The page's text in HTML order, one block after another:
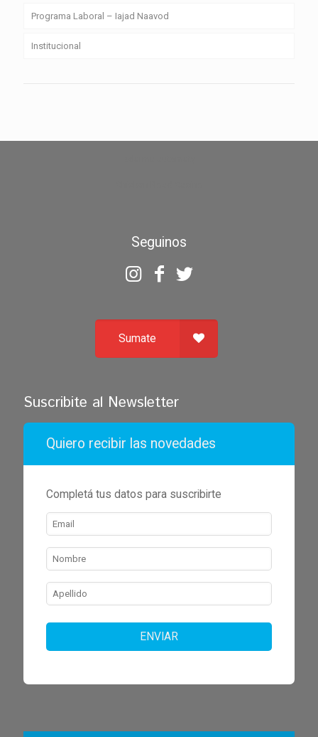
Programa Laboral – Iajad Naavod
Institucional
Seguinos
Sumate
Suscribite al Newsletter
Quiero recibir las novedades
Completá tus datos para suscribirte
ENVIAR